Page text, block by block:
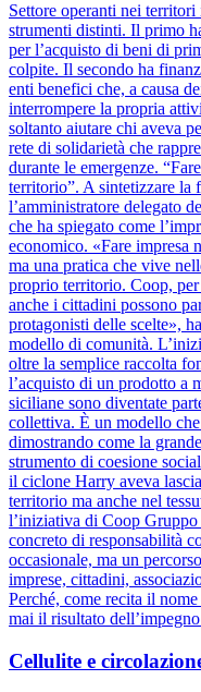
Settore operanti nei
strumenti distinti. Il primo
per l’acquisto di beni di
colpite. Il secondo ha
enti benefici che, a causa
interrompere la propria
soltanto aiutare chi aveva
rete di solidarietà che
durante le emergenze.
territorio”. A sintetizzare la
l’amministratore delegato
che ha spiegato come
economico. «Fare impresa
ma una pratica che vive
proprio territorio. Coop,
anche i cittadini possono
protagonisti delle scelte»,
modello di comunità.
oltre la semplice raccolta
l’acquisto di un prodotto a
siciliane sono diventate
collettiva. È un modello
dimostrando come la
strumento di coesione
il ciclone Harry aveva
territorio ma anche nel
l’iniziativa di Coop Gruppo
concreto di responsabilità
occasionale, ma un
imprese, cittadini,
Perché, come recita il
mai il risultato
Cellulite e